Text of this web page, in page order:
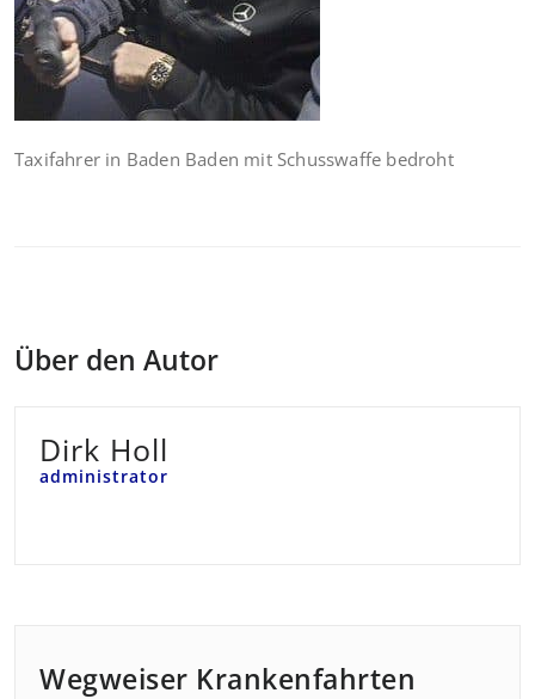
Taxifahrer in Baden Baden mit Schusswaffe bedroht
Über den Autor
Dirk Holl
administrator
Wegweiser Krankenfahrten